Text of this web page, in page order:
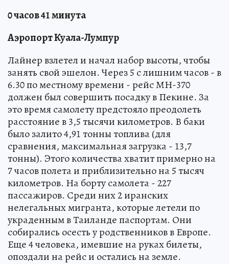
0 часов 41 минута
Аэропорт Куала-Лумпур
Лайнер взлетел и начал набор высоты, чтобы
занять свой эшелон. Через 5 с лишним часов - в
6.30 по местному времени - рейс МН-370
должен был совершить посадку в Пекине. За
это время самолету предстояло преодолеть
расстояние в 3,5 тысячи километров. В баки
было залито 4,91 тонны топлива (для
сравнения, максимальная загрузка - 13,7
тонны). Этого количества хватит примерно на
7 часов полета и приблизительно на 5 тысяч
километров. На борту самолета - 227
пассажиров. Среди них 2 иранских
нелегальных мигранта, которые летели по
украденным в Таиланде паспортам. Они
собирались осесть у родственников в Европе.
Еще 4 человека, имевшие на руках билеты,
опоздали на рейс и остались на земле.